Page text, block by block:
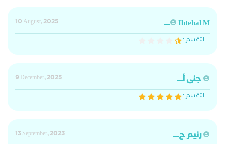
Ibtehal M...
10 August, 2025
التقييم :
جنى أ...
9 December, 2025
التقييم :
رنيم ح...
13 September, 2023